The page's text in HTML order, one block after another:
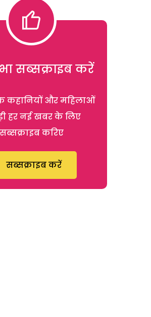
सब्सक्राइब करें
कहानियों और महिलाओं
हर नई खबर के लिए
सब्सक्राइब करिए
सब्सक्राइब करें